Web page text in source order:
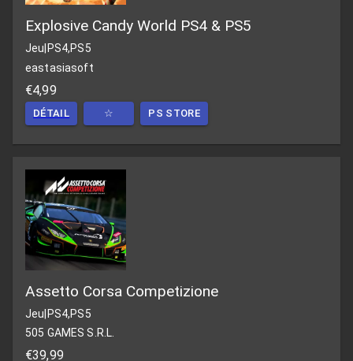
Explosive Candy World PS4 & PS5
Jeu PS4,PS5
eastasiasoft
€4,99
DÉTAIL ☆ PS STORE
Assetto Corsa Competizione
Jeu|PS4,PS5
505 GAMES S.R.L.
€39,99